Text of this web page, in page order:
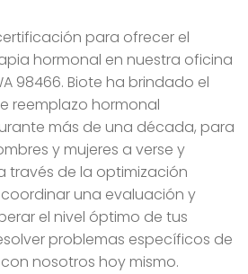
para ofrecer el
hormonal en nuestra oficina
98466. Biote ha brindado el
reemplazo hormonal
más de una década, para
y mujeres a verse y
través de la optimización
una evaluación y
el nivel óptimo de tus
problemas específicos de
nosotros hoy mismo.